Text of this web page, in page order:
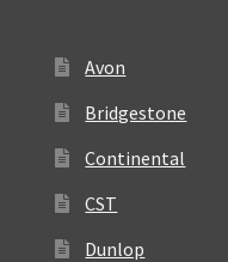
Avon
Bridgestone
Continental
CST
Dunlop